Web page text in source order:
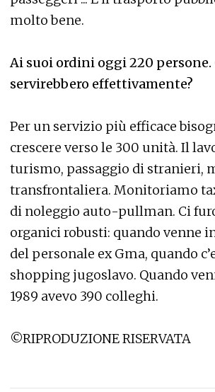
molto bene.
Ai suoi ordini oggi 220
servirebbero effettivamente?
Per un servizio più efficace
crescere verso le 300 unità. Il
turismo, passaggio di stranieri,
transfrontaliera. Monitoriamo
di noleggio auto-pullman. Ci
organici robusti: quando venne
del personale ex Gma, quando
shopping jugoslavo. Quando
1989 avevo 390 colleghi.
©RIPRODUZIONE RISERVATA